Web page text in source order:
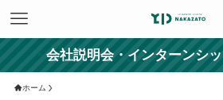
会社説明会・インターンシ
ホーム